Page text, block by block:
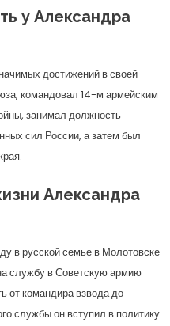
у Александра
достижений в своей
командовал 14-м армейским
занимал должность
сил России, а затем был
Александра
в русской семье в Молотовске
службу в Советскую армию
от командира взвода до
службы он вступил в политику